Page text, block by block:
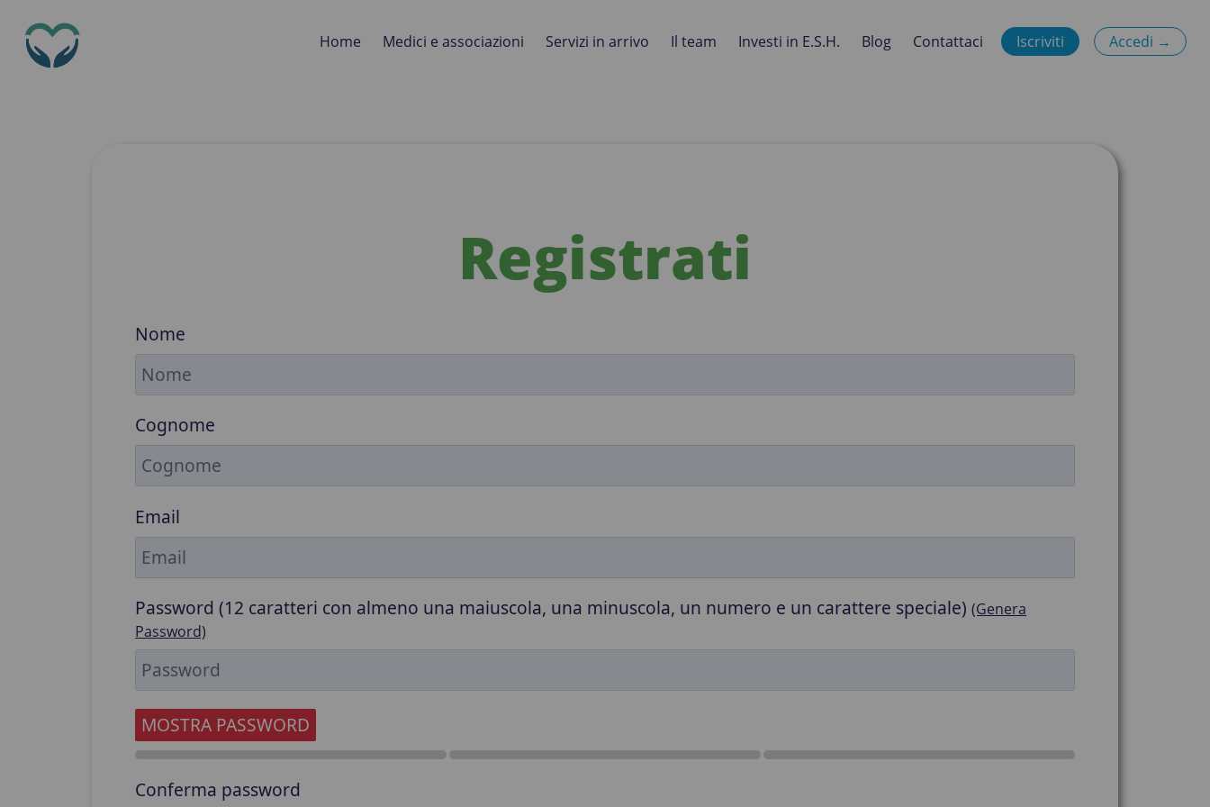
Home Medici e associazioni Servizi in arrivo Il team Investi in E.S.H. Blog Contattaci Iscriviti Accedi →
Registrati
Nome
Cognome
Email
Password (12 caratteri con almeno una maiuscola, una minuscola, un numero e un carattere speciale)(Genera
Password)
MOSTRA PASSWORD
Conferma password